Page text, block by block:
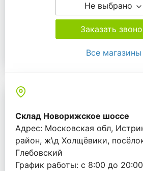
Не выбрано
Заказать
Все магазины
Склад Новорижское шоссе
Адрес: Московская обл,
район, ж\д Холщёвики,
Глебовский
График работы: с 8:00 до 20:00